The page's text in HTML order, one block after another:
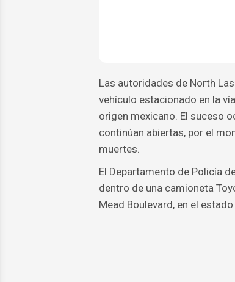
Las autoridades de North
vehículo estacionado en la
origen mexicano. El suceso
continúan abiertas, por el
muertes.
El Departamento de Policía
dentro de una camioneta
Mead Boulevard, en el